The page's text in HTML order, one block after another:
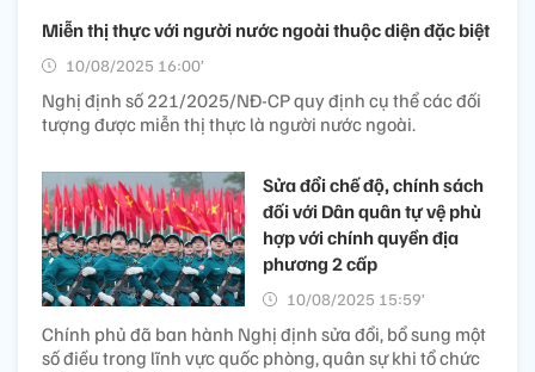
Miễn thị thực với người nước ngoài thuộc diện đặc biệt
10/08/2025 16:00’
Nghị định số 221/2025/NĐ-CP quy định cụ thể các đối
tượng được miễn thị thực là người nước ngoài.
Sửa đổi chế độ, chính sách
đối với Dân quân tự vệ phù
hợp với chính quyền địa
phương 2 cấp
10/08/2025 15:59’
Chính phủ đã ban hành Nghị định sửa đổi, bổ sung một
số điều trong lĩnh vực quốc phòng, quân sự khi tổ chức